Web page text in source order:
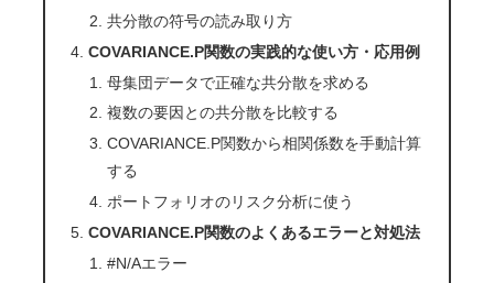
共分散の符号の読み取り方
COVARIANCE.P関数の実践的な使い方・応用例
母集団データで正確な共分散を求める
複数の要因との共分散を比較する
COVARIANCE.P関数から相関係数を手動計算
する
ポートフォリオのリスク分析に使う
COVARIANCE.P関数のよくあるエラーと対処法
#N/Aエラー